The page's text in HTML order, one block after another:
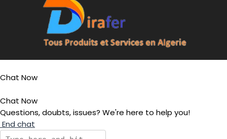
Chat Now
Chat Now
Questions, doubts, issues? We're here to help you!
End chat